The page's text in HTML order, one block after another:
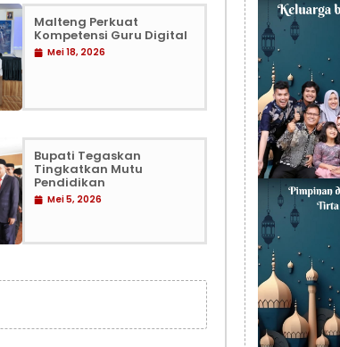
Malteng Perkuat
Kompetensi Guru Digital
Mei 18, 2026
Bupati Tegaskan
Tingkatkan Mutu
Pendidikan
Mei 5, 2026